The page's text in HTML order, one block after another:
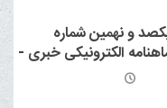
ماهنامه الکترونیکی خبری -
و نهمین شماره
الکترونیکی خبری -
تحلیلی بلیغ